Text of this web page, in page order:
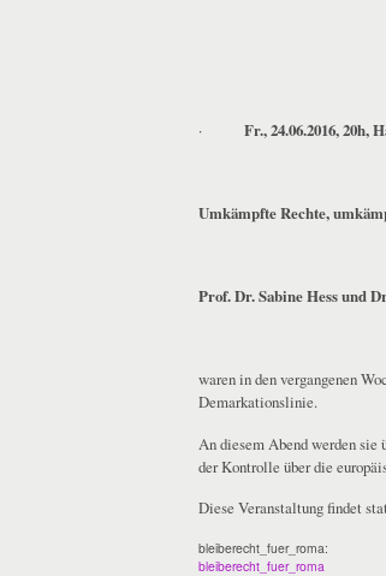
· Fr., 24.06.2016, 20h,
Umkämpfte Rechte,
Prof. Dr. Sabine Hess und
waren in den vergangenen
Demarkationslinie.
An diesem Abend werden sie
der Kontrolle über die
Diese Veranstaltung findet
bleiberecht_fuer_roma:
bleiberecht_fuer_roma